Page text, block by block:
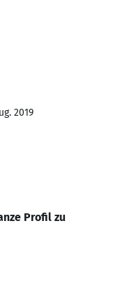
2019
Profil zu